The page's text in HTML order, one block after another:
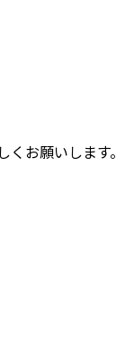
お願いします。